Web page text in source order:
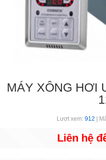
MÁY XÔNG HƠI
Lượt xem: 912 |
Liên hệ